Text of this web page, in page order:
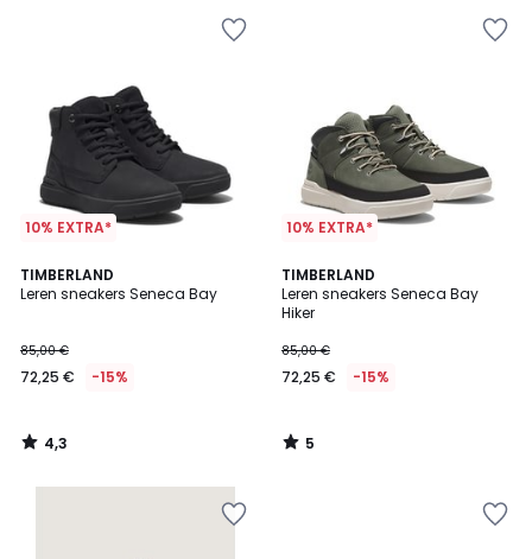
10% EXTRA*
TIMBERLAND
Leren sneakers Seneca Bay
85,00 €
72,25 € -15%
4,3
/ 5
4,3
/
10% EXTRA*
TIMBERLAND
Leren sneakers Seneca Bay
Hiker
85,00 €
72,25 € -15%
5
/
5
5
/